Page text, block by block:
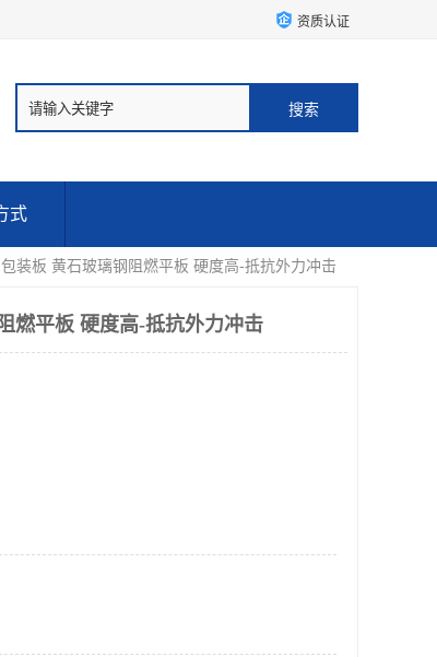
资质认证
式
装板 黄石玻璃钢阻燃平板 硬度高-抵抗外力冲击
燃平板 硬度高-抵抗外力冲击